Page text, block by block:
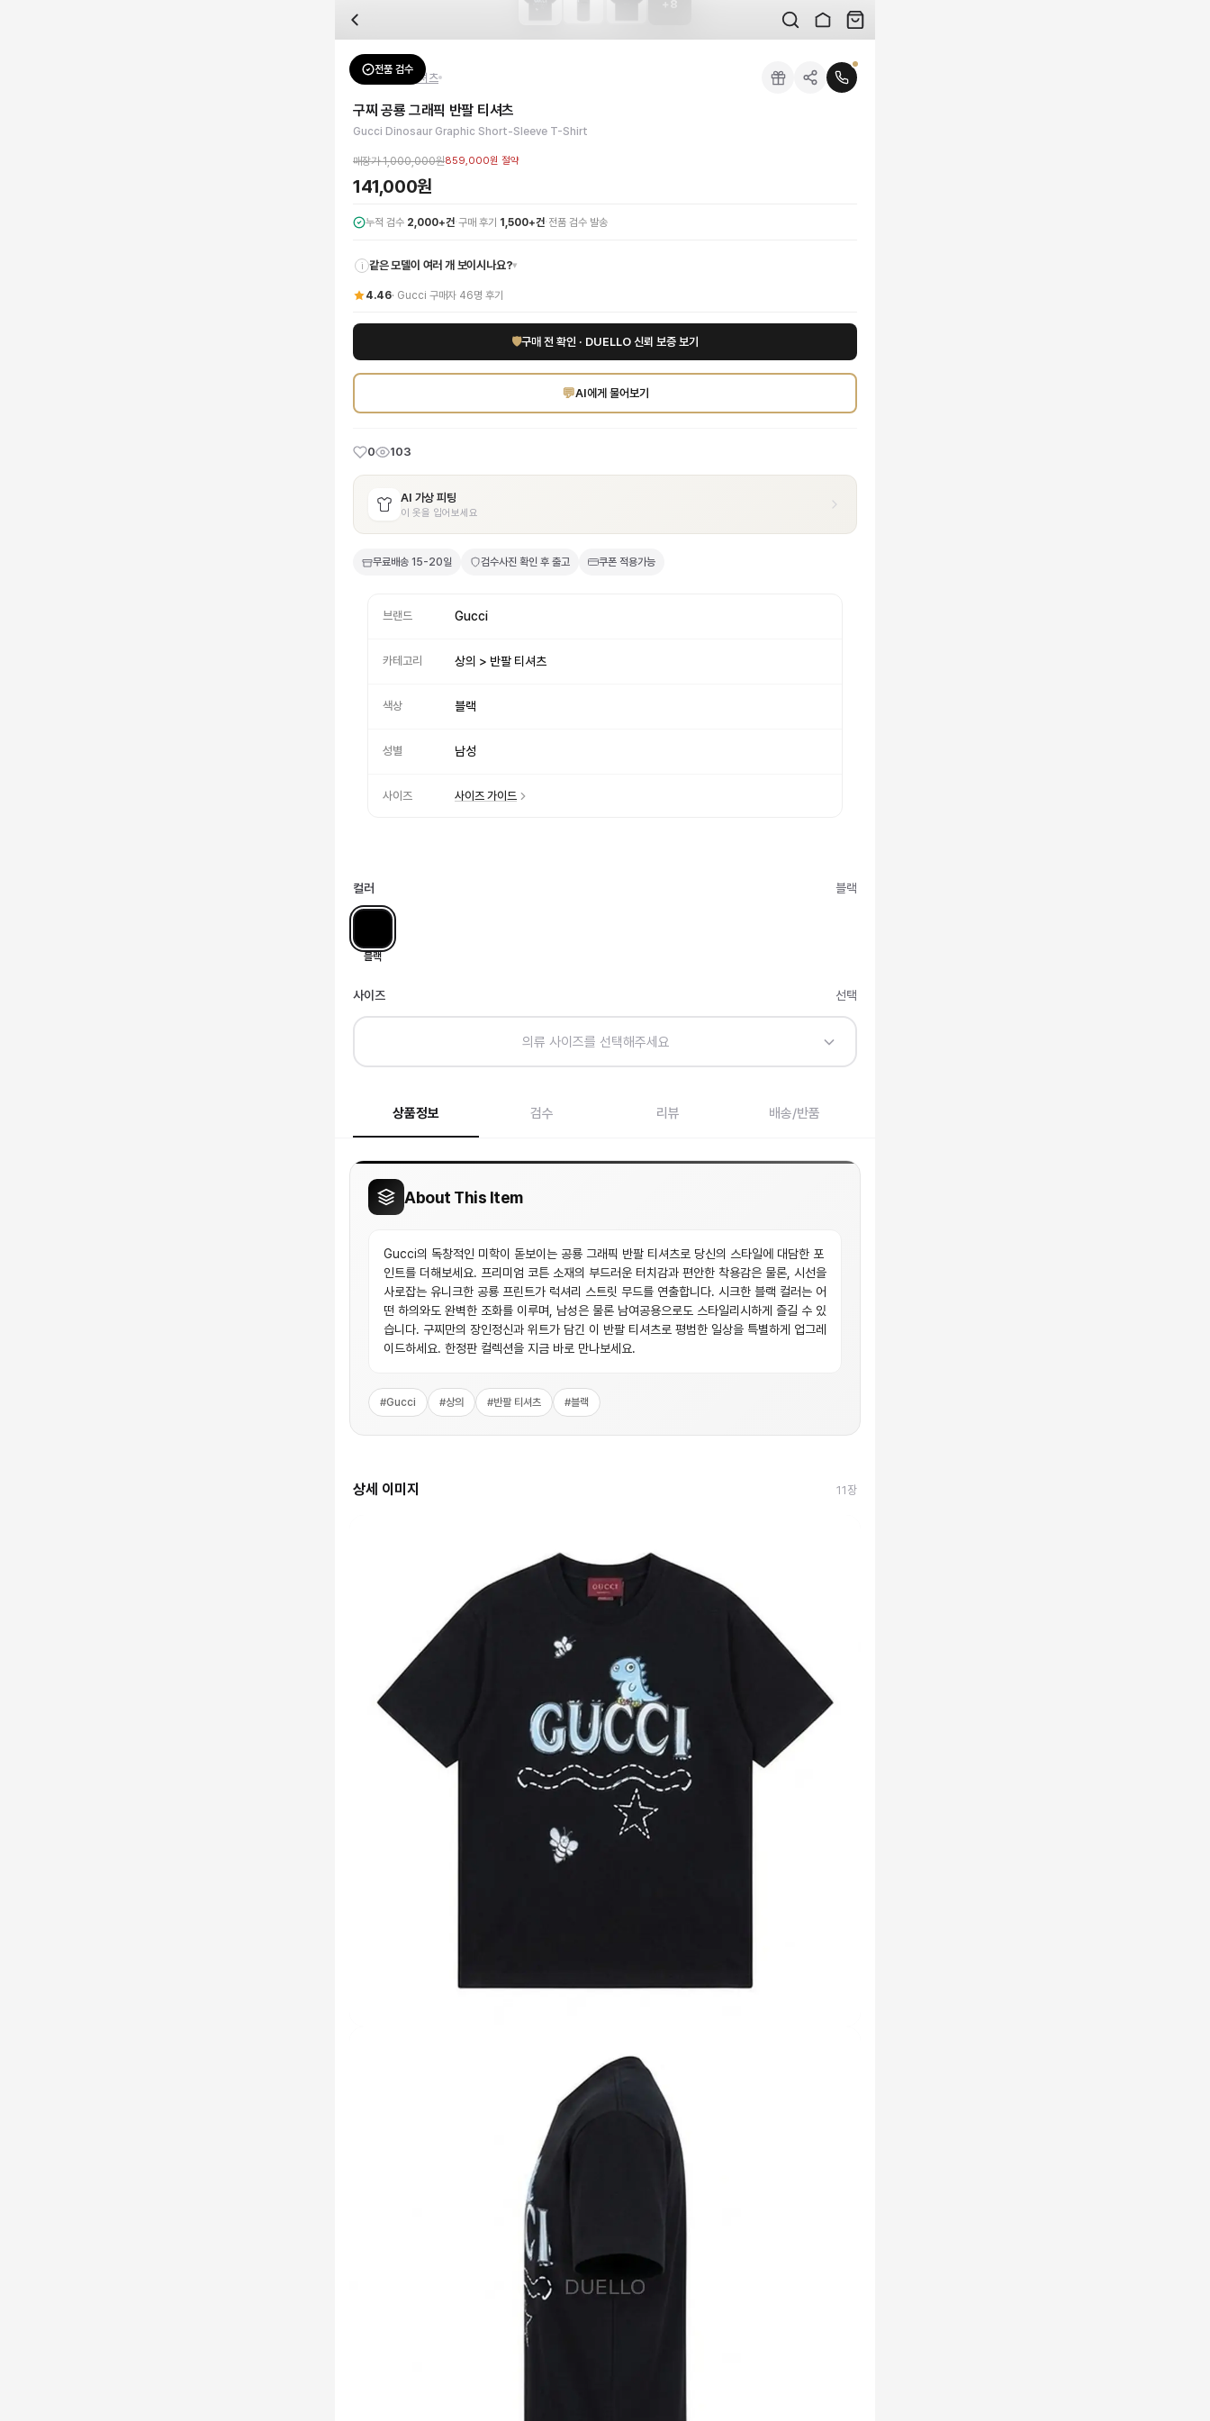
전문 스태프가 실물 상품을 직접 확인한 후 검수 사진을 제공합니다. 가죽 재질, 로고 각인, 스티치 간격, 하드웨어 색상, 내부 마감을 확인하며, 상품당 평균 4~8장의 검수 사진을 받아보실 수 있습니다.
수령 후 7일 이내 신청하시면 상품 하자, 사이즈 불일치, 고객 변심 모두 교환·반품이 가능합니다. 고객 변심 시 반품 배송비는 고객 부담이며, 상품 하자 시에는 무료입니다.
네, 쿠폰과 적립금을 결제 시 함께 사용하실 수 있습니다. 적립금은 1,000원 이상부터 사용 가능합니다.
상품 상세의 사이즈 정보를 참고해 선택하시고, 사이즈 선택이 어려우시면 카카오톡 1:1 상담으로 체형에 맞는 사이즈를 안내받으실 수 있습니다.
Gucci의 독창적인 미학이 돋보이는 공룡 그래픽 반팔 티셔츠로 당신의 스타일에 대담한 포인트를 더해보세요. 프리미엄 코튼 소재의 부드러운 터치감과 편안한 착용감은 물론, 시선을 사로잡는 유니크한 공룡 프린트가 럭셔리 스트릿 무드를 연
을 DUELLO에서 만나보세요. 고퀄리티 하이엔드 인증 상품. 무료배송.
8
전품 검수
Gucci반팔 티셔츠
구찌 공룡 그래픽 반팔 티셔츠
Gucci Dinosaur Graphic Short-Sleeve T-Shirt
매장가1,000,000원859,000원 절약
141,000원
누적 검수 2,000+건·구매 후기 1,500+건· 전품 검수 발송
i 같은 모델이 여러 개 보이시나요?▾
4.46· Gucci 구매자 46명 후기
🛡구매 전 확인 · DUELLO 신뢰 보증 보기
💬AI에게 물어보기
0 103
AI 가상 피팅
이 옷을 입어보세요
무료배송 15-20일 검수사진 확인 후 출고 쿠폰 적용가능
브랜드 Gucci
카테고리 상의 > 반팔 티셔츠
색상 블랙
성별 남성
사이즈 사이즈 가이드
컬러 블랙
블랙
사이즈 선택
의류 사이즈를 선택해주세요
상품정보 검수 리뷰 배송/반품
About This Item
Gucci의 독창적인 미학이 돋보이는 공룡 그래픽 반팔 티셔츠로 당신의 스타일에 대담한 포
인트를 더해보세요. 프리미엄 코튼 소재의 부드러운 터치감과 편안한 착용감은 물론, 시선을
사로잡는 유니크한 공룡 프린트가 럭셔리 스트릿 무드를 연출합니다. 시크한 블랙 컬러는 어
떤 하의와도 완벽한 조화를 이루며, 남성은 물론 남여공용으로도 스타일리시하게 즐길 수 있
습니다. 구찌만의 장인정신과 위트가 담긴 이 반팔 티셔츠로 평범한 일상을 특별하게 업그레
이드하세요. 한정판 컬렉션을 지금 바로 만나보세요.
#Gucci #상의 #반팔 티셔츠 #블랙
상세 이미지 11 장